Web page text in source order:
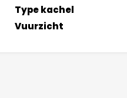
Type kachel
Vuurzicht